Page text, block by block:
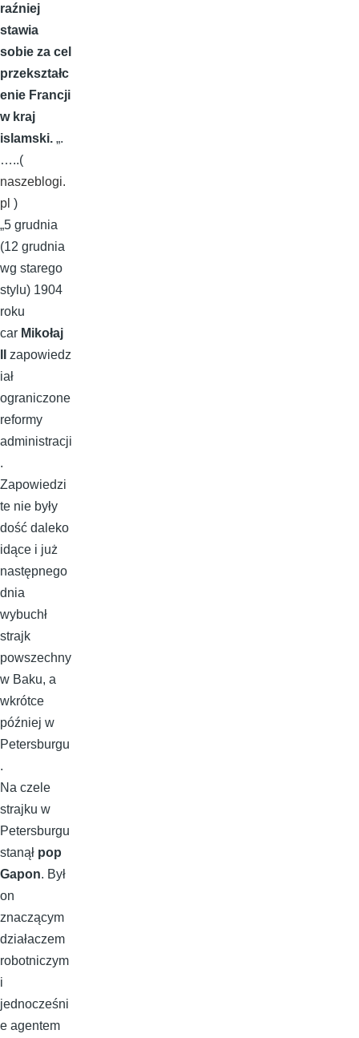
raźniej
stawia
sobie za cel
przekształc
enie Francji
w kraj
islamski. „.
…..(
naszeblogi.
pl )
„5 grudnia
(12 grudnia
wg starego
stylu) 1904
roku
car Mikołaj
zapowiedz
iał
ograniczone
reformy
administracji
.
Zapowiedzi
te nie były
dość daleko
idące i już
następnego
dnia
wybuchł
strajk
powszechny
w Baku, a
wkrótce
później w
Petersburgu
.
Na czele
strajku w
Petersburgu
stanął pop
Gapon. Był
on
znaczącym
działaczem
robotniczym
i
jednocześni
e agentem